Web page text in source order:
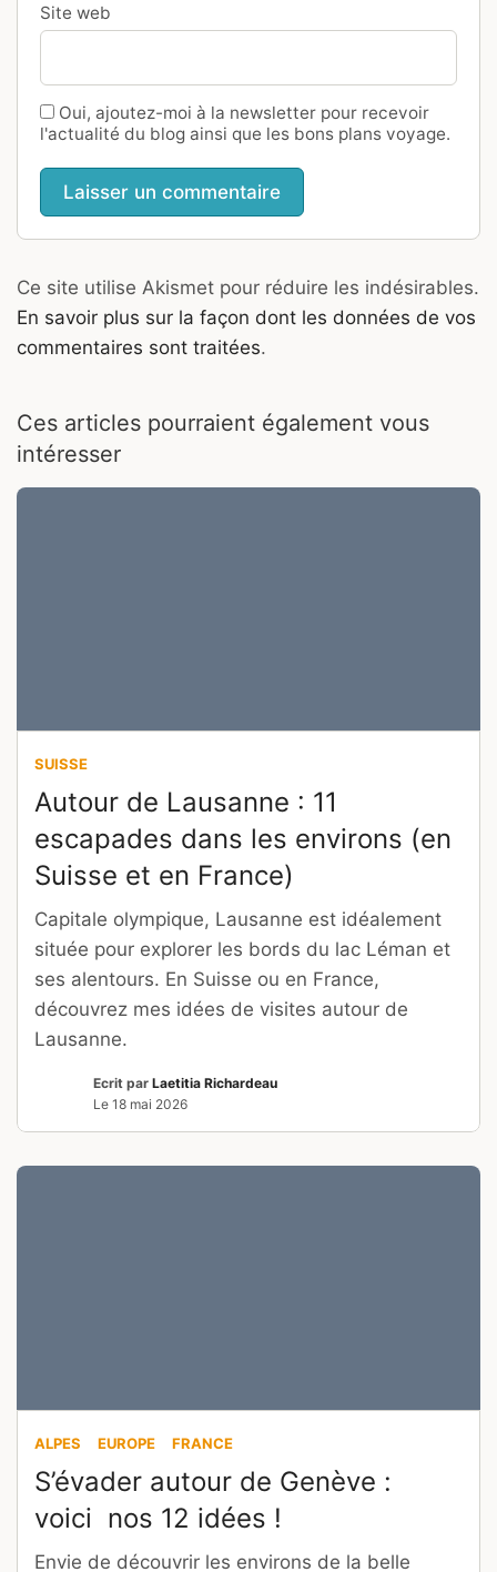
Site web
Oui, ajoutez-moi à la newsletter pour recevoir
l'actualité du blog ainsi que les bons plans voyage.
Ce site utilise Akismet pour réduire les indésirables.
En savoir plus sur la façon dont les données de vos
commentaires sont traitées.
Ces articles pourraient également vous
intéresser
SUISSE
Autour de Lausanne : 11
escapades dans les environs (en
Suisse et en France)
Capitale olympique, Lausanne est idéalement
située pour explorer les bords du lac Léman et
ses alentours. En Suisse ou en France,
découvrez mes idées de visites autour de
Lausanne.
Ecrit par Laetitia Richardeau
Le 18 mai 2026
ALPES EUROPE FRANCE
S’évader autour de Genève :
voici nos 12 idées !
Envie de découvrir les environs de la belle